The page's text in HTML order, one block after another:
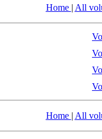
Home | All
Home | All